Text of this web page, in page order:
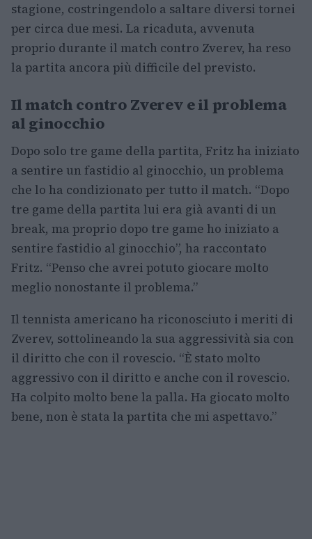
stagione, costringendolo a saltare diversi tornei
per circa due mesi. La ricaduta, avvenuta
proprio durante il match contro Zverev, ha reso
la partita ancora più difficile del previsto.
Il match contro Zverev e il problema
al ginocchio
Dopo solo tre game della partita, Fritz ha iniziato
a sentire un fastidio al ginocchio, un problema
che lo ha condizionato per tutto il match. “Dopo
tre game della partita lui era già avanti di un
break, ma proprio dopo tre game ho iniziato a
sentire fastidio al ginocchio”, ha raccontato
Fritz. “Penso che avrei potuto giocare molto
meglio nonostante il problema.”
Il tennista americano ha riconosciuto i meriti di
Zverev, sottolineando la sua aggressività sia con
il diritto che con il rovescio. “È stato molto
aggressivo con il diritto e anche con il rovescio.
Ha colpito molto bene la palla. Ha giocato molto
bene, non è stata la partita che mi aspettavo.”